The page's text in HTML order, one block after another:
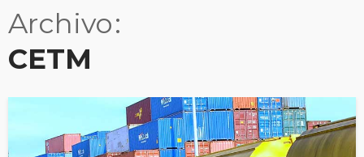
Archivo
CETM